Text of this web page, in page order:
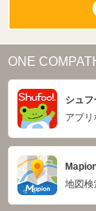
ONE
シュフ
アプリ
地図検